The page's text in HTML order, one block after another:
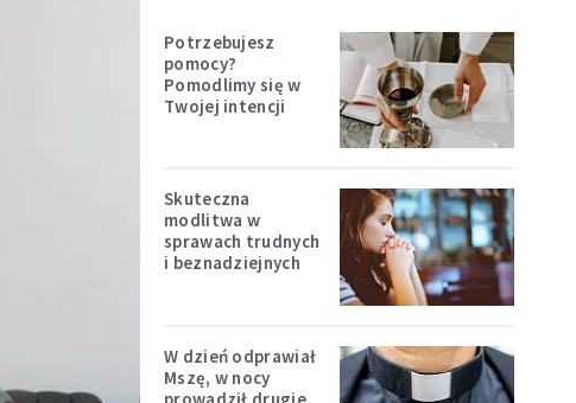
Potrzebujesz
pomocy?
Pomodlimy się w
Twojej intencji
Skuteczna
modlitwa w
sprawach trudnych
i beznadziejnych
W dzień odprawiał
Mszę, w nocy
prowadził drugie